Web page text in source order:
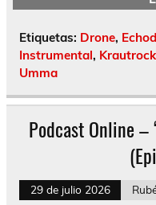
Etiquetas: Drone,
Instrumental, Krautrock
Umma
Podcast Online –
29 de julio 2026